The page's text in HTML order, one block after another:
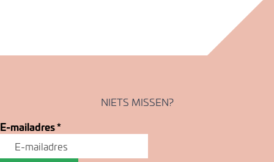
NIETS MISSEN?
E-mailadres*